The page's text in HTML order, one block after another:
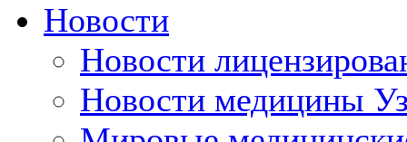
Новости
Новости
Новости медицины